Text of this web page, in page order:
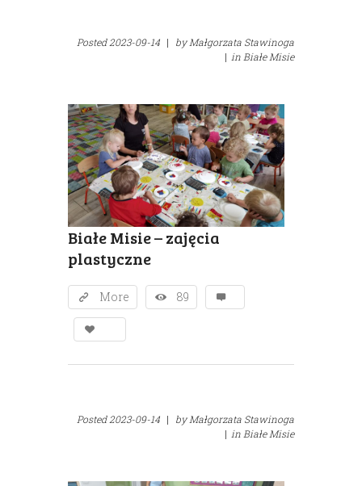
Posted2023-09-14 | byMałgorzata Stawinoga
| inBiałe Misie
Białe Misie – zajęcia
plastyczne
More 89
Posted2023-09-14 | byMałgorzata Stawinoga
| in Białe Misie